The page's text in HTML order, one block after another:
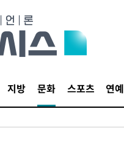
지방 문화 스포츠 연예